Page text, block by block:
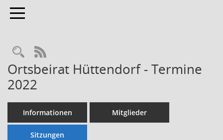
Toggle navigation
Rechercheauswahl
RSS-Feed
Ortsbeirat Hüttendorf - Termine
2022
Informationen Mitglieder
Sitzungen